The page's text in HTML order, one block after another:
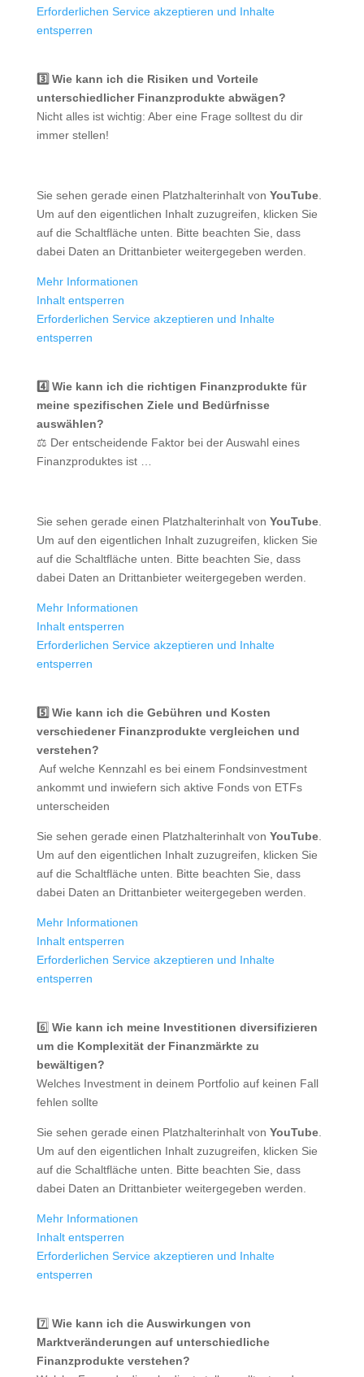
Erforderlichen Service akzeptieren und Inhalte
entsperren
3️⃣ Wie kann ich die Risiken und Vorteile
unterschiedlicher Finanzprodukte abwägen?
Nicht alles ist wichtig: Aber eine Frage solltest du dir
immer stellen!
Sie sehen gerade einen Platzhalterinhalt von YouTube.
Um auf den eigentlichen Inhalt zuzugreifen, klicken Sie
auf die Schaltfläche unten. Bitte beachten Sie, dass
dabei Daten an Drittanbieter weitergegeben werden.
Mehr Informationen
Inhalt entsperren
Erforderlichen Service akzeptieren und Inhalte
entsperren
4️⃣ Wie kann ich die richtigen Finanzprodukte für
meine spezifischen Ziele und Bedürfnisse
auswählen?
⚖️ Der entscheidende Faktor bei der Auswahl eines
Finanzproduktes ist …
Sie sehen gerade einen Platzhalterinhalt von YouTube.
Um auf den eigentlichen Inhalt zuzugreifen, klicken Sie
auf die Schaltfläche unten. Bitte beachten Sie, dass
dabei Daten an Drittanbieter weitergegeben werden.
Mehr Informationen
Inhalt entsperren
Erforderlichen Service akzeptieren und Inhalte
entsperren
5️⃣ Wie kann ich die Gebühren und Kosten
verschiedener Finanzprodukte vergleichen und
verstehen?
️ Auf welche Kennzahl es bei einem Fondsinvestment
ankommt und inwiefern sich aktive Fonds von ETFs
unterscheiden
Sie sehen gerade einen Platzhalterinhalt von YouTube.
Um auf den eigentlichen Inhalt zuzugreifen, klicken Sie
auf die Schaltfläche unten. Bitte beachten Sie, dass
dabei Daten an Drittanbieter weitergegeben werden.
Mehr Informationen
Inhalt entsperren
Erforderlichen Service akzeptieren und Inhalte
entsperren
6️⃣ Wie kann ich meine Investitionen diversifizieren
um die Komplexität der Finanzmärkte zu
bewältigen?
Welches Investment in deinem Portfolio auf keinen Fall
fehlen sollte
Sie sehen gerade einen Platzhalterinhalt von YouTube.
Um auf den eigentlichen Inhalt zuzugreifen, klicken Sie
auf die Schaltfläche unten. Bitte beachten Sie, dass
dabei Daten an Drittanbieter weitergegeben werden.
Mehr Informationen
Inhalt entsperren
Erforderlichen Service akzeptieren und Inhalte
entsperren
7️⃣ Wie kann ich die Auswirkungen von
Marktveränderungen auf unterschiedliche
Finanzprodukte verstehen?